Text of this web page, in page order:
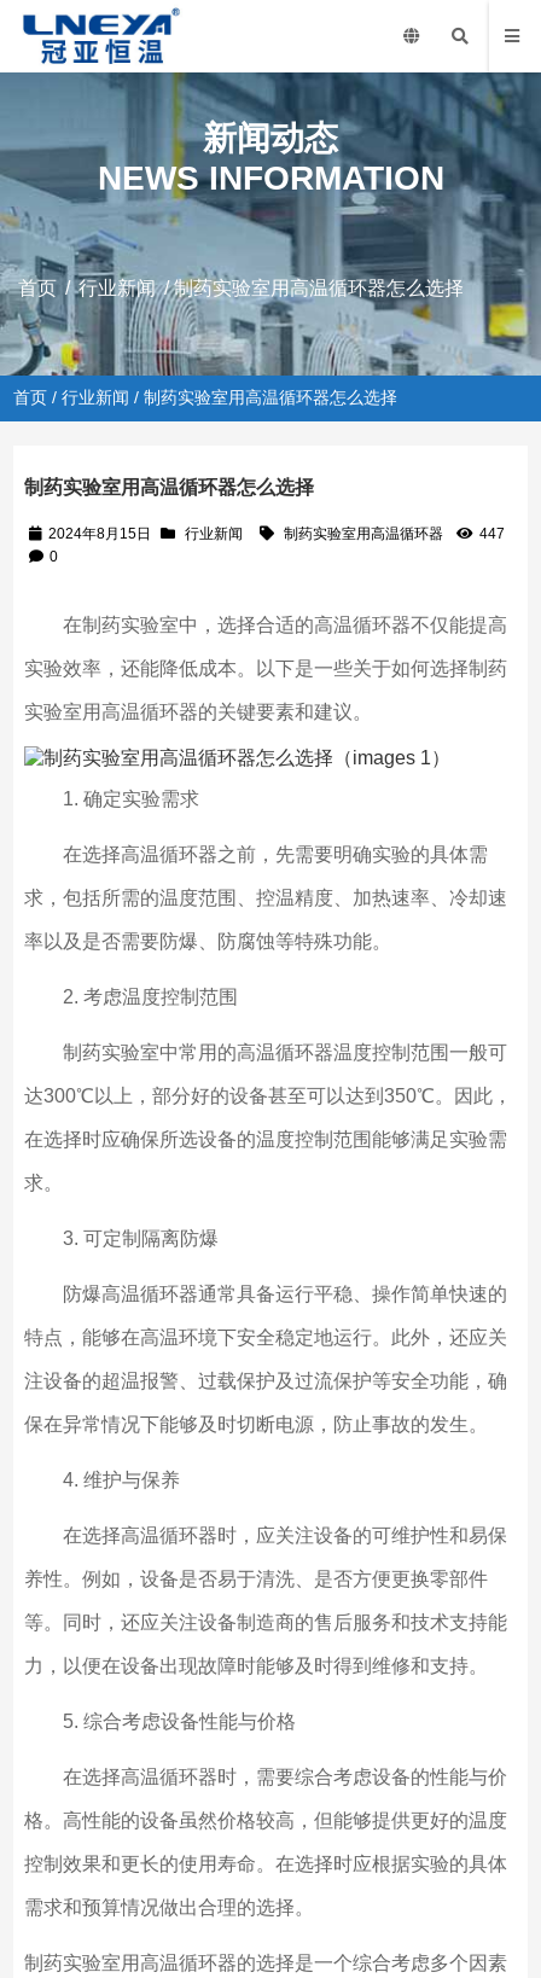
新闻动态
NEWS INFORMATION
首页 /行业新闻/ 制药实验室用高温循环器怎么选择
首页 /行业新闻 / 制药实验室用高温循环器怎么选择
制药实验室用高温循环器怎么选择
2024年8月15日 行业新闻 制药实验室用高温循环器
447
0
在制药实验室中，选择合适的高温循环器不仅能提高
实验效率，还能降低成本。以下是一些关于如何选择制药
实验室用高温循环器的关键要素和建议。
1. 确定实验需求
在选择高温循环器之前，先需要明确实验的具体需
求，包括所需的温度范围、控温精度、加热速率、冷却速
率以及是否需要防爆、防腐蚀等特殊功能。
2. 考虑温度控制范围
制药实验室中常用的高温循环器温度控制范围一般可
达300℃以上，部分好的设备甚至可以达到350℃。因此，
在选择时应确保所选设备的温度控制范围能够满足实验需
求。
3. 可定制隔离防爆
防爆高温循环器通常具备运行平稳、操作简单快速的
特点，能够在高温环境下安全稳定地运行。此外，还应关
注设备的超温报警、过载保护及过流保护等安全功能，确
保在异常情况下能够及时切断电源，防止事故的发生。
4. 维护与保养
在选择高温循环器时，应关注设备的可维护性和易保
养性。例如，设备是否易于清洗、是否方便更换零部件
等。同时，还应关注设备制造商的售后服务和技术支持能
力，以便在设备出现故障时能够及时得到维修和支持。
5. 综合考虑设备性能与价格
在选择高温循环器时，需要综合考虑设备的性能与价
格。高性能的设备虽然价格较高，但能够提供更好的温度
控制效果和更长的使用寿命。在选择时应根据实验的具体
需求和预算情况做出合理的选择。
制药实验室用高温循环器的选择是一个综合考虑多个因素